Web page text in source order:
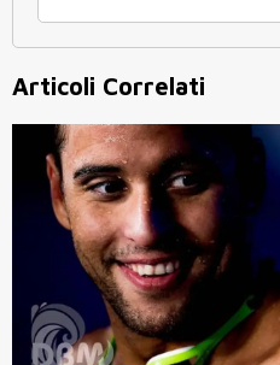
Articoli Correlati